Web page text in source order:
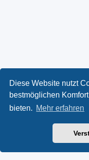
Diese Website nutzt
bestmöglichen
bieten. Mehr erfahren